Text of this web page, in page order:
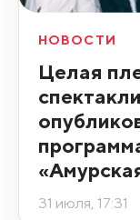
НОВОСТИ
Целая
31 июля, 17:31